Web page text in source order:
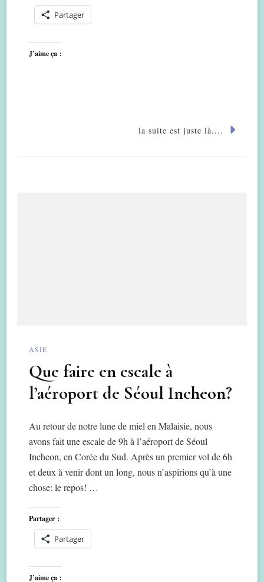
Partager
J’aime ça :
la suite est juste là....
ASIE
Que faire en escale à
l’aéroport de Séoul Incheon?
Au retour de notre lune de miel en Malaisie, nous
avons fait une escale de 9h à l’aéroport de Séoul
Incheon, en Corée du Sud. Après un premier vol de 6h
et deux à venir dont un long, nous n’aspirions qu’à une
chose: le repos! …
Partager :
Partager
J’aime ça :